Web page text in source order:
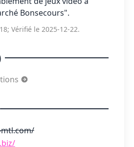
Bonsecours".
Vérifié le 2025-12-22.